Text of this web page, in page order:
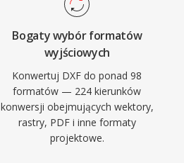
Bogaty wybór formatów
wyjściowych
Konwertuj DXF do ponad 98
formatów — 224 kierunków
konwersji obejmujących wektory,
rastry, PDF i inne formaty
projektowe.